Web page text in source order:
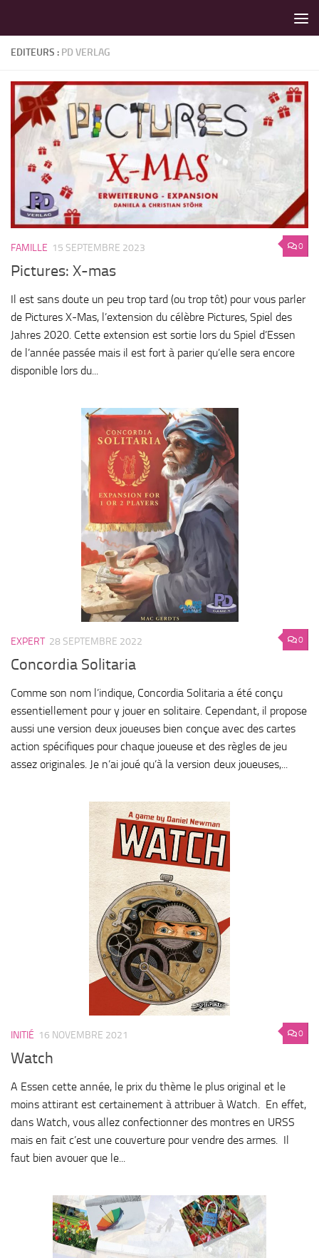
EDITEURS : PD VERLAG
0
FAMILLE 15 SEPTEMBRE 2023
Pictures: X-mas
Il est sans doute un peu trop tard (ou trop tôt) pour vous parler
de Pictures X-Mas, l’extension du célèbre Pictures, Spiel des
Jahres 2020. Cette extension est sortie lors du Spiel d’Essen
de l’année passée mais il est fort à parier qu’elle sera encore
disponible lors du...
0
EXPERT 28 SEPTEMBRE 2022
Concordia Solitaria
Comme son nom l’indique, Concordia Solitaria a été conçu
essentiellement pour y jouer en solitaire. Cependant, il propose
aussi une version deux joueuses bien conçue avec des cartes
action spécifiques pour chaque joueuse et des règles de jeu
assez originales. Je n’ai joué qu’à la version deux joueuses,...
0
INITIÉ 16 NOVEMBRE 2021
Watch
A Essen cette année, le prix du thème le plus original et le
moins attirant est certainement à attribuer à Watch. En effet,
dans Watch, vous allez confectionner des montres en URSS
mais en fait c’est une couverture pour vendre des armes. Il
faut bien avouer que le...